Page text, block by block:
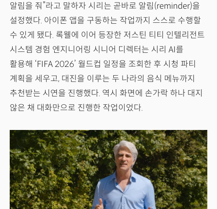
알림을 줘”라고 말하자 시리는 곧바로 알림(reminder)을
설정했다. 아이폰 앱을 구동하는 작업까지 스스로 수행할
수 있게 됐다. 록웰에 이어 등장한 저스틴 티티 인텔리전트
시스템 경험 엔지니어링 시니어 디렉터는 시리 AI를
활용해 ‘FIFA 2026’ 월드컵 일정을 조회한 후 시청 파티
계획을 세우고, 대진을 이루는 두 나라의 음식 메뉴까지
추천받는 시연을 진행했다. 역시 화면에 손가락 하나 대지
않은 채 대화만으로 진행한 작업이었다.